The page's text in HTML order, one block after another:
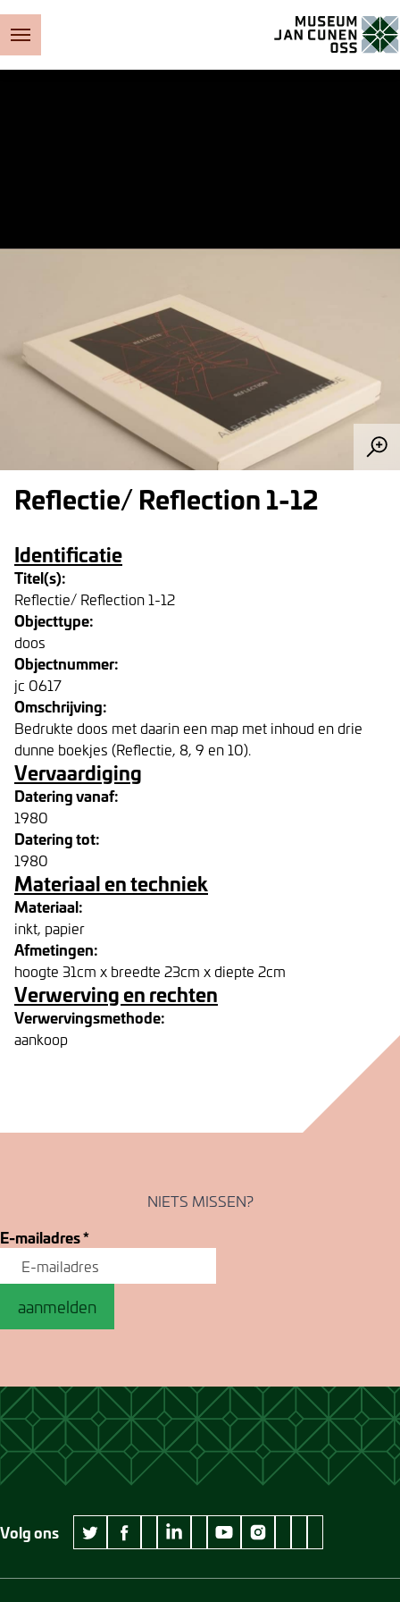
Reflectie/ Reflection 1-12
Identificatie
Titel(s):
Reflectie/ Reflection 1-12
Objecttype:
doos
Objectnummer:
jc 0617
Omschrijving:
Bedrukte doos met daarin een map met inhoud en drie
dunne boekjes (Reflectie, 8, 9 en 10).
Vervaardiging
Datering vanaf:
1980
Datering tot:
1980
Materiaal en techniek
Materiaal:
inkt, papier
Afmetingen:
hoogte 31cm x breedte 23cm x diepte 2cm
Verwerving en rechten
Verwervingsmethode:
aankoop
NIETS MISSEN?
E-mailadres*
aanmelden
Volg ons
twitter Museum Jan Cunen
facebook Museum Jan Cunen
wikipedia Museum Jan Cunen
linkedin Museum Jan Cunen
googleplus Museum Jan Cunen
youtube Museum Jan Cunen
instagram Museum